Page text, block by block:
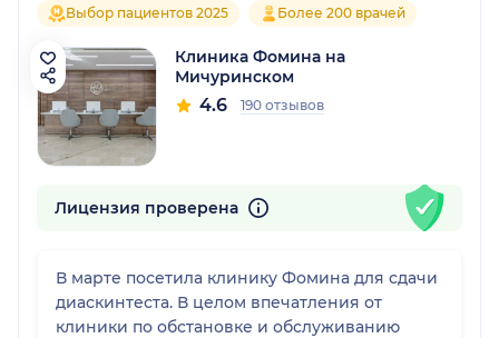
Выбор пациентов 2025 Более 200 врачей
Клиника Фомина на
Мичуринском
4.6 190 отзывов
Лицензия проверена
В марте посетила клинику Фомина для сдачи
диаскинтеста. В целом впечатления от
клиники по обстановке и обслуживанию